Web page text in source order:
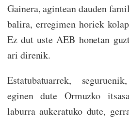
Gainera, agintean dauden
balira, erregimen horiek
Ez dut uste AEB honetan
ari direnik.
Estatubatuarrek,
eginen dute Ormuzko
laburra aukeratuko dute,